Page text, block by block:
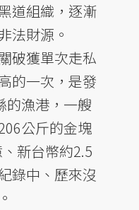
道組織，逐漸
法財源。
破獲單次走私
的一次，是發
的漁港，一艘
公斤的金塊
、新台幣約2.5
錄中、歷來沒